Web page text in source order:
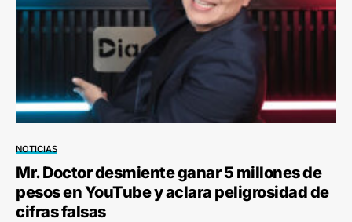
NOTICIAS
Mr. Doctor desmiente ganar 5 millones de
pesos en YouTube y aclara peligrosidad de
cifras falsas